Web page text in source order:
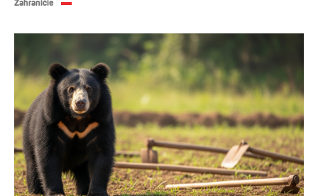
Zahraničie